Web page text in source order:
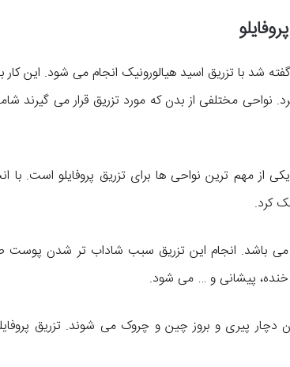
شد با تزریق اسید هیالورونیک انجام می شود. این
مختلفی از بدن که مورد تزریق قرار می گیرند
مهم ترین نواحی ها برای تزریق پروفایلو است. با
کرد.
می باشد. انجام این تزریق سبب شاداب تر شدن
پیشانی و … می شود.
پیری و بروز چین و چروک می شوند. تزریق